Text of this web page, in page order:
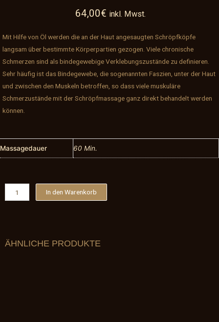
64,00€ inkl. Mwst.
Mit Hilfe von Öl werden die an der Haut angesaugten Schröpfköpfe
langsam über bestimmte Körperpartien gezogen. Viele chronische
Schmerzen sind als bindegewebige Verklebungszustände zu definieren.
Sehr häufig ist das Bindegewebe, die sogenannten Faszien, unter der Haut
und zwischen den Muskeln betroffen, so dass viele muskuläre
Schmerzustände mit der Schröpfmassage ganz direkt behandelt werden
können.
Massagedauer 60 Min.
Schröpfmassage
Menge
In den Warenkorb
ÄHNLICHE PRODUKTE